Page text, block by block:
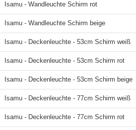
Isamu - Wandleuchte Schirm rot
Isamu - Wandleuchte Schirm beige
Isamu - Deckenleuchte - 53cm Schirm weiß
Isamu - Deckenleuchte - 53cm Schirm rot
Isamu - Deckenleuchte - 53cm Schirm beige
Isamu - Deckenleuchte - 77cm Schirm weiß
Isamu - Deckenleuchte - 77cm Schirm rot